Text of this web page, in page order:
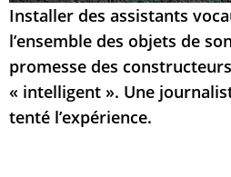
Installer des assistants
l’ensemble des objets de
promesse des
« intelligent ». Une
tenté l’expérience.